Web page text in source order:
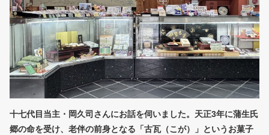
十七代目当主・岡久司さんにお話を伺いました。天正3年に蒲生氏
郷の命を受け、老伴の前身となる「古瓦（こが）」というお菓子